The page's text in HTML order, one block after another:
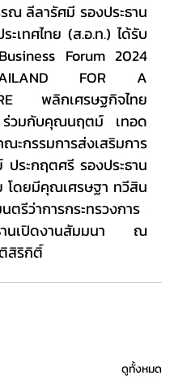
ลารัศมี รองประธาน
เทศไทย (ส.อ.ท.) ได้รับ
Forum 2024
FOR A
พลิกเศรษฐกิจไทย
ร่วมกับคุณนฤตม์ เทอด
ะกรรมการส่งเสริมการ
ระกฤตศรี รองประธาน
โดยมีคุณเศรษฐา ทวีสิน
รีว่าการกระทรวงการ
ธานเปิดงานสัมมนา ณ
สิริกิติ์
ดูทั้งหมด